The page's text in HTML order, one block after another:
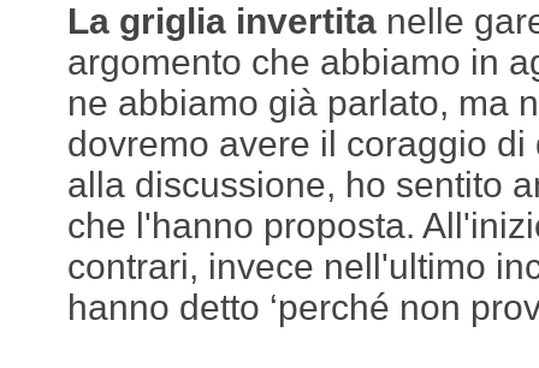
La griglia invertita nelle
argomento che abbiamo in
ne abbiamo già parlato, ma
dovremo avere il coraggio
alla discussione, ho sentito
che l'hanno proposta.
contrari, invece nell'ultimo
hanno detto ‘perché non